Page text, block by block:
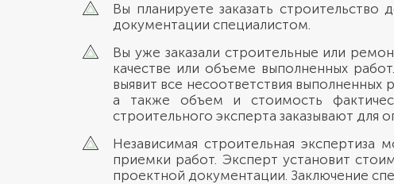
Вы планируете заказать
документации специалистом.
Вы уже заказали строительные или
качестве или объеме выполненных
выявит все несоответствия
а также объем и стоимость
строительного эксперта заказывают для
Независимая строительная экспертиза
приемки работ. Эксперт установит
проектной документации. Заключение